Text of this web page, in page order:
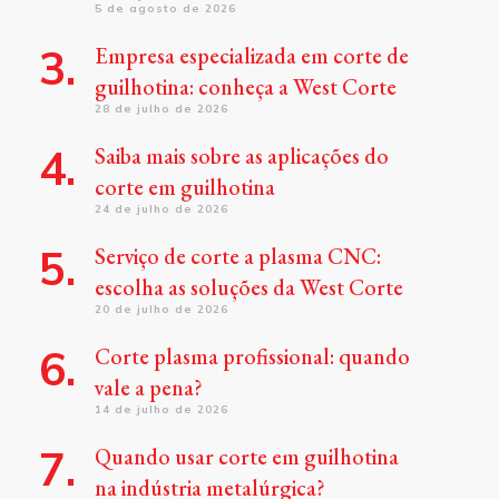
5 de agosto de 2026
Empresa especializada em corte de
guilhotina: conheça a West Corte
28 de julho de 2026
Saiba mais sobre as aplicações do
corte em guilhotina
24 de julho de 2026
Serviço de corte a plasma CNC:
escolha as soluções da West Corte
20 de julho de 2026
Corte plasma profissional: quando
vale a pena?
14 de julho de 2026
Quando usar corte em guilhotina
na indústria metalúrgica?